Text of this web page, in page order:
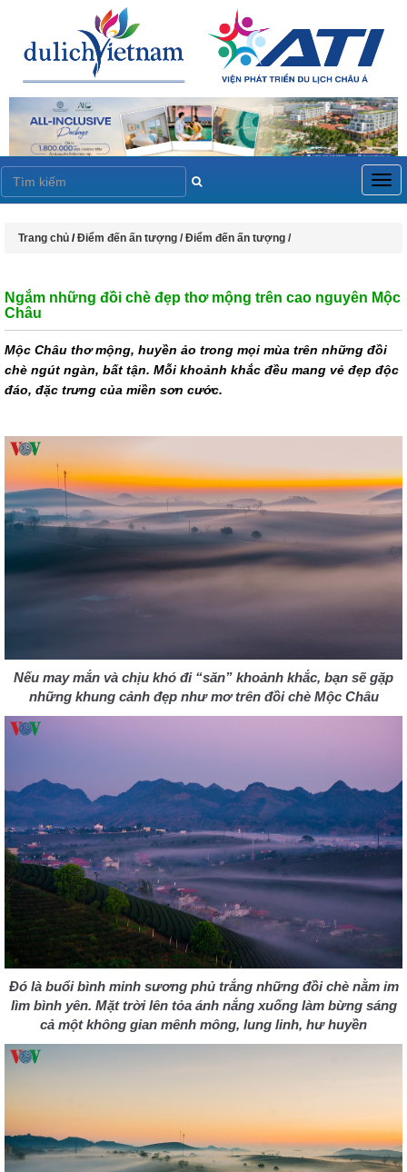
Trang chủ /Điểm đến ấn tượng /Điểm đến ấn tượng /
Ngắm những đồi chè đẹp thơ mộng trên cao nguyên Mộc
Châu
Mộc Châu thơ mộng, huyền ảo trong mọi mùa trên những đồi
chè ngút ngàn, bất tận. Mỗi khoảnh khắc đều mang vẻ đẹp độc
đáo, đặc trưng của miền sơn cước.
Nếu may mắn và chịu khó đi “săn” khoảnh khắc, bạn sẽ gặp
những khung cảnh đẹp như mơ trên đồi chè Mộc Châu
Đó là buổi bình minh sương phủ trắng những đồi chè nằm im
lìm bình yên. Mặt trời lên tỏa ánh nắng xuống làm bừng sáng
cả một không gian mênh mông, lung linh, hư huyền